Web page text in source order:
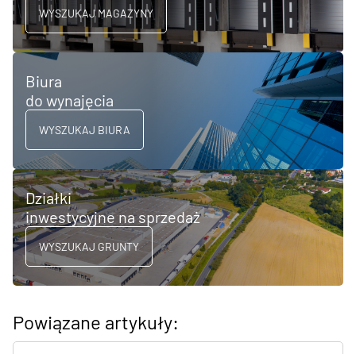
WYSZUKAJ MAGAZYNY
Biura
do wynajęcia
WYSZUKAJ BIURA
Działki
inwestycyjne na sprzedaż
WYSZUKAJ GRUNTY
Powiązane artykuły: